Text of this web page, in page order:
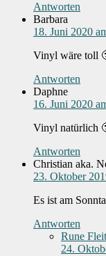
Antworten
Barbara
18. Juni 2020
Vinyl wäre toll
Antworten
Daphne
16. Juni 2020
Vinyl natürlich
Antworten
Christian aka.
23. Oktober
Es ist am
Antworten
Rune
24.